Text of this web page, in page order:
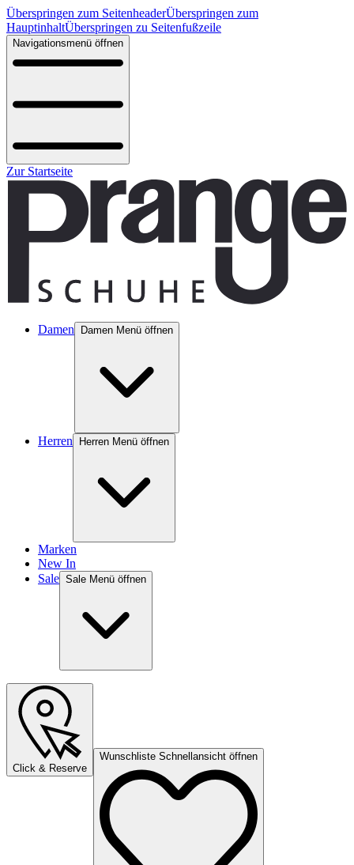
Überspringen zum SeitenheaderÜberspringen zum
HauptinhaltÜberspringen zu Seitenfußzeile
Navigationsmenü öffnen
Zur Startseite
Damen Damen Menü öffnen
Herren Herren Menü öffnen
Marken
New In
Sale Sale Menü öffnen
Click & Reserve
Wunschliste Schnellansicht öffnen